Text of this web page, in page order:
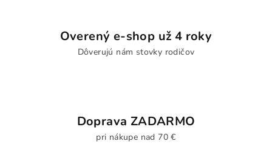
Overený e-shop už 4 roky
Dôverujú nám stovky rodičov
Doprava ZADARMO
pri nákupe nad 70 €